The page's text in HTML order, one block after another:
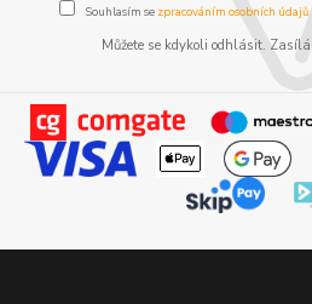
Souhlasím se zpracováním osobních údajů
Můžete se kdykoli odhlásit.